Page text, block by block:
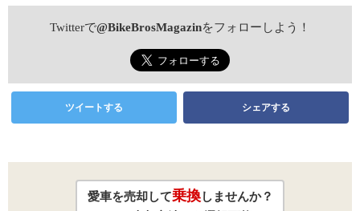
Twitterで@BikeBrosMagazinをフォローしよう！
ツイートする シェアする
愛車を売却して乗換しませんか？